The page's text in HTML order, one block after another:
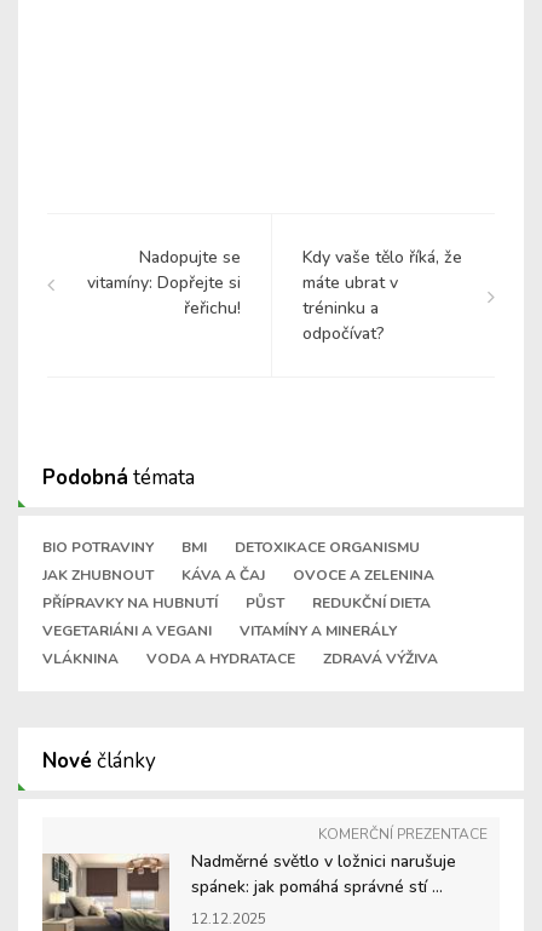
Nadopujte se
vitamíny: Dopřejte si
řeřichu!
Kdy vaše tělo říká, že
máte ubrat v
tréninku a
odpočívat?
Podobná témata
BIO POTRAVINY BMI
DETOXIKACE ORGANISMU
JAK ZHUBNOUT
KÁVA A ČAJ
OVOCE A ZELENINA
PŘÍPRAVKY NA HUBNUTÍ
PŮST
REDUKČNÍ DIETA
VEGETARIÁNI A VEGANI
VITAMÍNY A MINERÁLY
VLÁKNINA
VODA A HYDRATACE ZDRAVÁ VÝŽIVA
Nové články
KOMERČNÍ PREZENTACE
Nadměrné světlo v ložnici narušuje
spánek: jak pomáhá správné stí ...
12.12.2025